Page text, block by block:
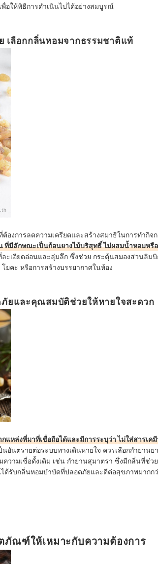
พื่อให้พิธีการดำเนินไปได้อย่างสมบูรณ์
เลือกกลิ่นหอมจากธรรมชาติแท้
งการลดความเครียดและสร้างสมาธิในการทำกิจ
ที่มีลักษณะเป็นก้อนยางไม้บริสุทธิ์ ไม่ผสมน้ำหอมหรื
ะเอียดอ่อนและลุ่มลึก ซึ่งช่วย กระตุ้นสมองส่วนลิม
ยคะ หรือการสร้างบรรยากาศในห้อง
ยและคุณสมบัติช่วยให้หายใจสะดวก
กแหล่งที่มาที่เชื่อถือได้และมีการระบุว่า ไม่ใส่สารเค
อันตรายต่อระบบทางเดินหายใจ ควรเลือกกำยานย
วามเชื่อดั้งเดิม เช่น กำยานสุมาตรา ซึ่งมีกลิ่นที่ช่ว
ด้รับกลิ่นหอมบำบัดที่ปลอดภัยและดีต่อสุขภาพมากก
ภัณฑ์ให้เหมาะกับความต้องการ